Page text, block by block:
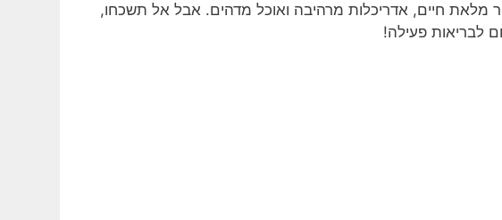
חיים, אדריכלות מרהיבה ואוכל מדהים. אבל אל תשכחו,
לבריאות פעילה!